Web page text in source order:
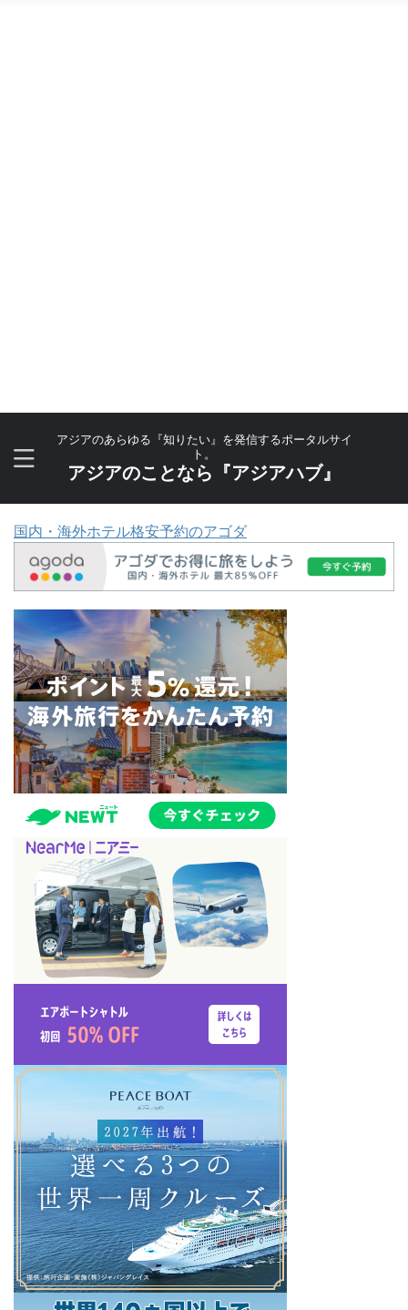
アジアのあらゆる『知りたい』を発信するポータルサイ
ト。
アジアのことなら『アジアハブ』
国内・海外ホテル格安予約のアゴダ